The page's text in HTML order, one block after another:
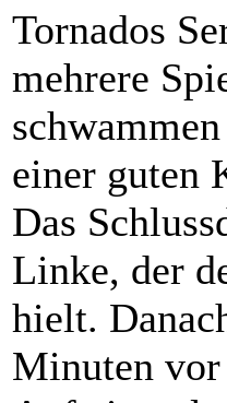
Tornados
mehrere
einer guten
Das
Linke, der
hielt.
Minuten vor